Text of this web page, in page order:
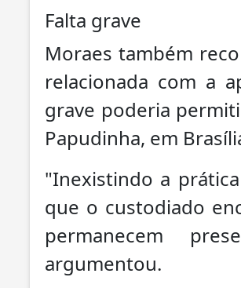
Falta grave
Moraes também
relacionada com a
grave poderia
Papudinha, em
"Inexistindo a
que o custodiado
permanecem
argumentou.